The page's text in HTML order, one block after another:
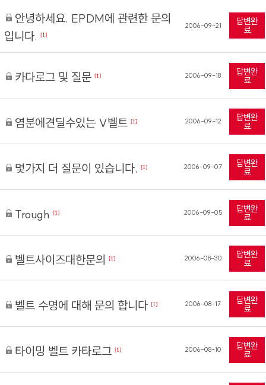
안녕하세요. EPDM에 관련한 문의
입니다.
[1]
2006-09-21 답변완
료
카다로그 및 질문 [1] 2006-09-18 답변완
료
염분에견딜수있는 V벨트 [1] 2006-09-12 답변완
료
몇가지 더 질문이 있습니다. [1] 2006-09-07 답변완
료
Trough [1] 2006-09-05 답변완
료
벨트사이즈대한문의 [1] 2006-08-30 답변완
료
벨트 수명에 대해 문의 합니다 [1] 2006-08-17 답변완
료
타이밍 벨트 카타로그 [1] 2006-08-10 답변완
료